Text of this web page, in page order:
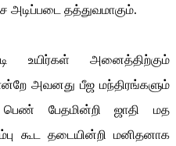
தத்துவமாகும்.
உயிர்கள் அனைத்திற்கும்
அவனது பீஜ மந்திரங்களும்
பேதமின்றி ஜாதி மத
கூட தடையின்றி மனிதனாக